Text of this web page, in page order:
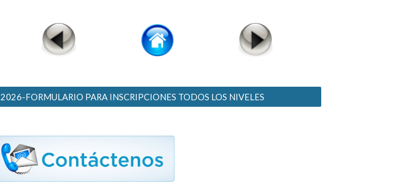
2026-FORMULARIO PARA INSCRIPCIONES TODOS LOS NIVELES